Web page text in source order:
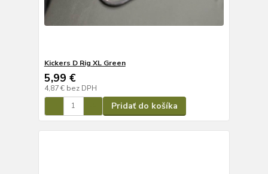
Kickers D Rig XL Green
5,99 €
4,87 € bez DPH
Pridať do košíka